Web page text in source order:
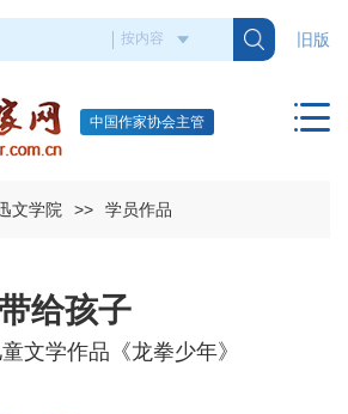
旧版
中国作家协会主管
文学院 >> 学员作品
给孩子
学作品《龙拳少年》